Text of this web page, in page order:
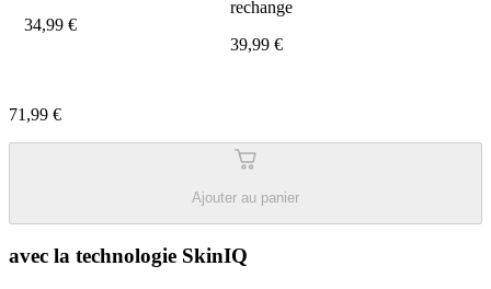
34,99 €
rechange
39,99 €
71,99 €
Ajouter au panier
avec la technologie SkinIQ